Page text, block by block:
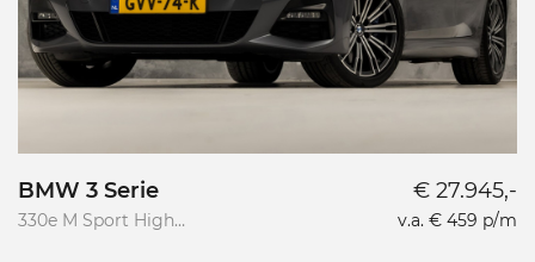
BMW 3 Serie
330e M Sport High
€ 27.945,-
v.a. € 459 p/m